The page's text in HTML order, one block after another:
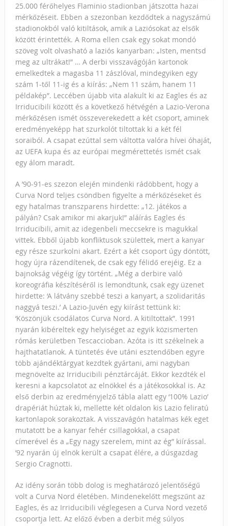
25.000 férőhelyes Flaminio stadionban játszotta hazai
mérkőzéseit. Ebben a szezonban kezdődtek a nagyszámú
stadionokból való kitiltások, amik a Laziósokat az elsők
között érintették. A Roma ellen csak egy sokat mondó
szöveg volt olvasható a laziós kanyarban: „Isten, mentsd
meg az ultrákat!” … A derbi visszavágóján kartonok
emelkedtek a magasba 11 zászlóval, mindegyiken egy
szám 1-től 11-ig és a kiírás: „Nem 11 szám, hanem 11
példakép”. Leccében újabb vita alakult ki az Eagles és az
Irriducibili között és a következő hétvégén a Lazio-Verona
mérkőzésen ismét összeverekedett a két csoport, aminek
eredményeképp hat szurkolót tiltottak ki a két fél
soraiból. A csapat ezúttal sem váltotta valóra hívei óhaját,
az UEFA kupa és az európai megmérettetés ismét csak
egy álom maradt.
A ’90-91-es szezon elején mindenki rádöbbent, hogy a
Curva Nord teljes csöndben figyelte a mérkőzéseket és
egy hatalmas transzparens hirdette: „12. játékos a
pályán? Csak amikor mi akarjuk!” aláírás Eagles és
Irriducibili, amit az idegenbeli meccsekre is magukkal
vittek. Ebből újabb konfliktusok születtek, mert a kanyar
egy része szurkolni akart. Ezért a két csoport úgy döntött,
hogy újra rázendítenek, de csak egy félidő erejéig. Ez a
bajnokság végéig így történt. „Még a derbire való
koreográfia készítéséről is lemondtunk, csak egy üzenet
hirdette: ‘A látvány szebbé teszi a kanyart, a szolidaritás
naggyá teszi.’ A Lazio-Juvén egy kiírást tettünk ki:
‘Köszönjük csodálatos Curva Nord. A kitiltottak”. 1991
nyarán kibéreltek egy helyiséget az egyik közismerten
rómás kerületben Tescaccioban. Azóta is itt székelnek a
hajthatatlanok. A tüntetés éve utáni esztendőben egyre
több ajándéktárgyat kezdtek gyártani, ami nagyban
megnövelte az Irriducibili pénztárcáját. Ekkor kezdték el
keresni a kapcsolatot az elnökkel és a játékosokkal is. Az
első derbin az eredményjelző tábla alatt egy ‘100% Lazio’
drapériát húztak ki, mellette két oldalon kis Lazio feliratú
kartonlapok sorakoztak. A visszavágón hatalmas kék eget
mutatott be a kanyar fehér csillagokkal, a csapat
címerével és a „Egy nagy szerelem, mint az ég” kiírással.
’92 nyarán új elnök került a csapat élére, a dúsgazdag
Sergio Cragnotti.
Az idény során több dolog is meghatározó jelentőségű
volt a Curva Nord életében. Mindenekelőtt megszűnt az
Eagles, és az Irriducibili véglegesen a Curva Nord vezető
csoportja lett. Az előző évben a derbit még súlyos